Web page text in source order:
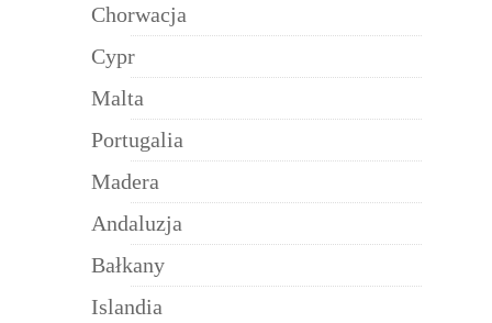
Chorwacja
Cypr
Malta
Portugalia
Madera
Andaluzja
Bałkany
Islandia